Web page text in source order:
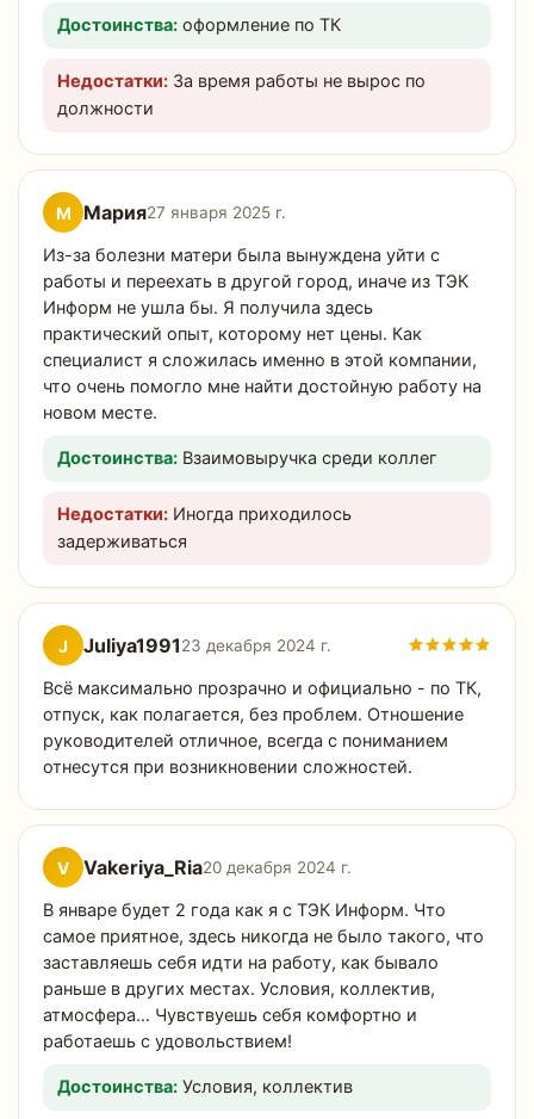
Достоинства: оформление по ТК
Недостатки: За время работы не вырос по
должности
М Мария27 января 2025 г.
Из-за болезни матери была вынуждена уйти с
работы и переехать в другой город, иначе из ТЭК
Информ не ушла бы. Я получила здесь
практический опыт, которому нет цены. Как
специалист я сложилась именно в этой компании,
что очень помогло мне найти достойную работу на
новом месте.
Достоинства: Взаимовыручка среди коллег
Недостатки: Иногда приходилось
задерживаться
J Juliya199123 декабря 2024 г.
Всё максимально прозрачно и официально - по ТК,
отпуск, как полагается, без проблем. Отношение
руководителей отличное, всегда с пониманием
отнесутся при возникновении сложностей.
V Vakeriya_Ria20 декабря 2024 г.
В январе будет 2 года как я с ТЭК Информ. Что
самое приятное, здесь никогда не было такого, что
заставляешь себя идти на работу, как бывало
раньше в других местах. Условия, коллектив,
атмосфера… Чувствуешь себя комфортно и
работаешь с удовольствием!
Достоинства: Условия, коллектив